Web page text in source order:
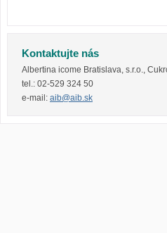
Kontaktujte nás
Albertina icome Bratislava, s.r.o.,
tel.: 02-529 324 50
e-mail: aib@aib.sk